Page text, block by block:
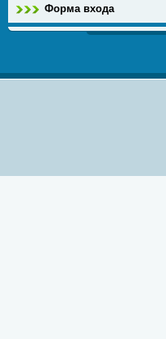
Форма входа